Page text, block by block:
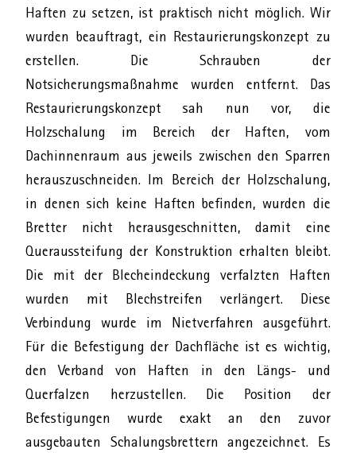
Haften zu setzen, ist praktisch nicht möglich. Wir
wurden beauftragt, ein Restaurierungskonzept zu
erstellen. Die Schrauben der
Notsicherungsmaßnahme wurden entfernt. Das
Restaurierungskonzept sah nun vor, die
Holzschalung im Bereich der Haften, vom
Dachinnenraum aus jeweils zwischen den Sparren
herauszuschneiden. Im Bereich der Holzschalung,
in denen sich keine Haften befinden, wurden die
Bretter nicht herausgeschnitten, damit eine
Queraussteifung der Konstruktion erhalten bleibt.
Die mit der Blecheindeckung verfalzten Haften
wurden mit Blechstreifen verlängert. Diese
Verbindung wurde im Nietverfahren ausgeführt.
Für die Befestigung der Dachfläche ist es wichtig,
den Verband von Haften in den Längs- und
Querfalzen herzustellen. Die Position der
Befestigungen wurde exakt an den zuvor
ausgebauten Schalungsbrettern angezeichnet. Es